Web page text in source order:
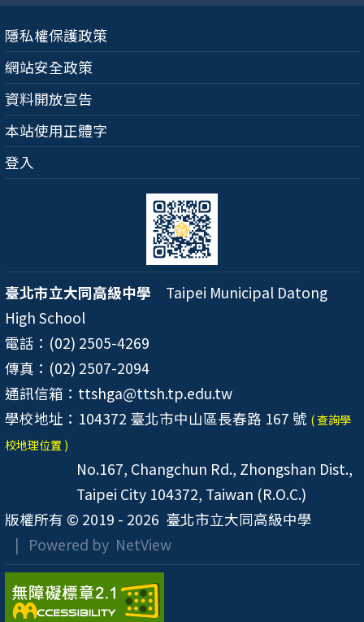
隱私權保護政策
網站安全政策
資料開放宣告
本站使用正體字
登入
臺北市立大同高級中學 Taipei Municipal Datong
High School
電話：(02) 2505-4269
傳真：(02) 2507-2094
通訊信箱：ttshga@ttsh.tp.edu.tw
學校地址：104372 臺北市中山區長春路 167 號 ( 查詢學
校地理位置 )
No.167, Changchun Rd., Zhongshan Dist.,
Taipei City 104372, Taiwan (R.O.C.)
版權所有 © 2019 - 2026 臺北市立大同高級中學
| Powered by NetView